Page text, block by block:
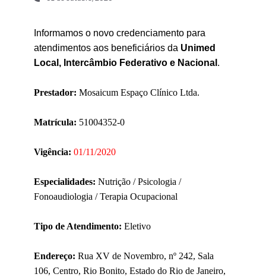
Informamos o novo credenciamento para
atendimentos aos beneficiários da Unimed
Local, Intercâmbio Federativo e Nacional .
Prestador: Mosaicum Espaço Clínico Ltda.
Matrícula: 51004352-0
Vigência: 01/11/2020
Especialidades: Nutrição / Psicologia /
Fonoaudiologia / Terapia Ocupacional
Tipo de Atendimento: Eletivo
Endereço: Rua XV de Novembro, nº 242, Sala
106, Centro, Rio Bonito, Estado do Rio de Janeiro,